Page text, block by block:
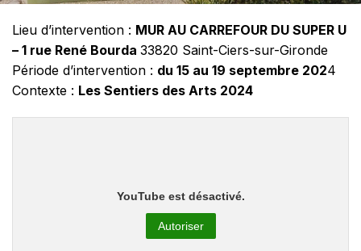
Lieu d’intervention : MUR AU CARREFOUR DU SUPER U
– 1 rue René Bourda 33820 Saint-Ciers-sur-Gironde
Période d’intervention : du 15 au 19 septembre 2024
Contexte : Les Sentiers des Arts 2024
YouTube est désactivé.
Autoriser